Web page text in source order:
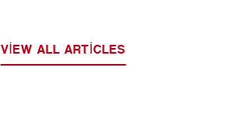
VIEW ALL ARTICLES